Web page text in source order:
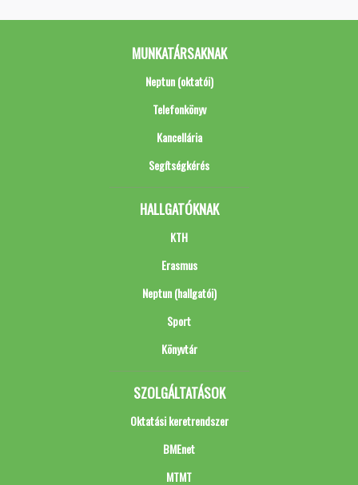
MUNKATÁRSAKNAK
Neptun (oktatói)
Telefonkönyv
Kancellária
Segítségkérés
HALLGATÓKNAK
KTH
Erasmus
Neptun (hallgatói)
Sport
Könyvtár
SZOLGÁLTATÁSOK
Oktatási keretrendszer
BMEnet
MTMT